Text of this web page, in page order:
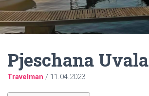
Pjeschana Uvala
Travelman / 11.04.2023